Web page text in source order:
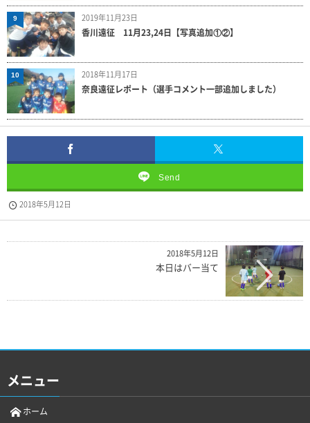
2019年11月23日
香川遠征 11月23,24日【写真追加①②】
9
2018年11月17日
奈良遠征レポート（選手コメント一部追加しました）
10
Send
2018年5月12日
2018年5月12日
本日はバー当て
メニュー
ホーム